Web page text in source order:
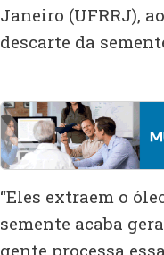
Janeiro (UFRRJ),
descarte da
“Eles extraem o
semente acaba
gente processa